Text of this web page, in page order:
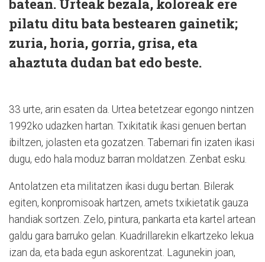
batean. Urteak bezala, koloreak ere
pilatu ditu bata bestearen gainetik;
zuria, horia, gorria, grisa, eta
ahaztuta dudan bat edo beste.
33 urte, arin esaten da. Urtea betetzear egongo nintzen
1992ko udazken hartan. Txikitatik ikasi genuen bertan
ibiltzen, jolasten eta gozatzen. Tabernari fin izaten ikasi
dugu, edo hala moduz barran moldatzen. Zenbat esku.
Antolatzen eta militatzen ikasi dugu bertan. Bilerak
egiten, konpromisoak hartzen, amets txikietatik gauza
handiak sortzen. Zelo, pintura, pankarta eta kartel artean
galdu gara barruko gelan. Kuadrillarekin elkartzeko lekua
izan da, eta bada egun askorentzat. Lagunekin joan,